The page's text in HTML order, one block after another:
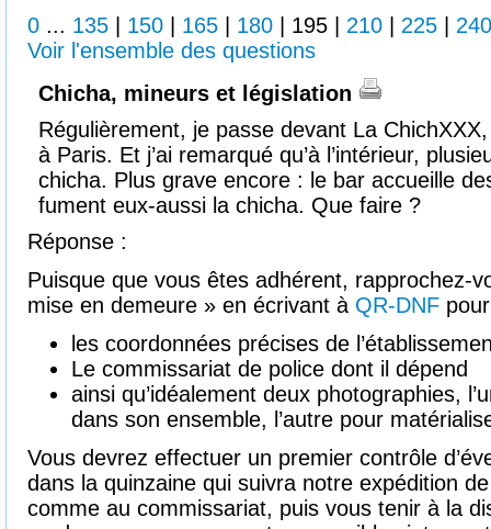
0 ... 135 150 165 180 195 210 225
240
Voir l'ensemble des questions
Chicha, mineurs et législation
Régulièrement, je passe devant La
à Paris. Et j’ai remarqué qu’à l’intérieur,
chicha. Plus grave encore : le bar accueille
fument eux-aussi la chicha. Que faire ?
Réponse :
Puisque que vous êtes adhérent, rapprochez-
mise en demeure » en écrivant à QR-DNF
les coordonnées précises de
Le commissariat de police dont il dépend
ainsi qu’idéalement deux photographies,
dans son ensemble, l’autre pour
Vous devrez effectuer un premier contrôle
dans la quinzaine qui suivra notre expédition
comme au commissariat, puis vous tenir à la